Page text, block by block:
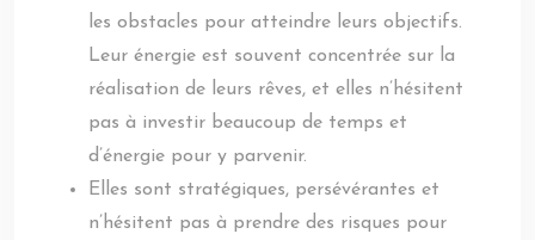
les obstacles pour atteindre leurs objectifs.
Leur énergie est souvent concentrée sur la
réalisation de leurs rêves, et elles n’hésitent
pas à investir beaucoup de temps et
d’énergie pour y parvenir.
Elles sont stratégiques, persévérantes et
n’hésitent pas à prendre des risques pour